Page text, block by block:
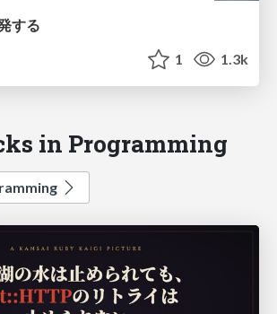
する
1 1.3k
in Programming